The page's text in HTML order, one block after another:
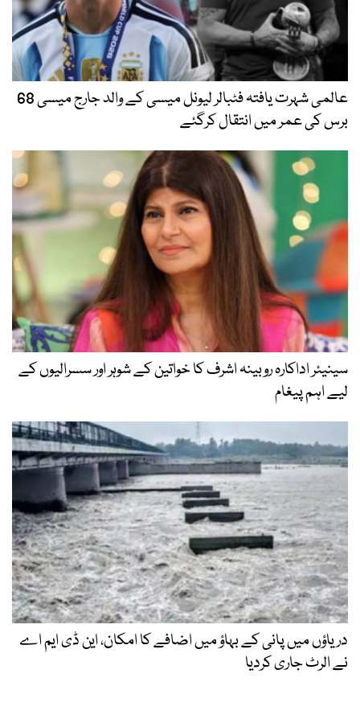
عالمی شہرت یافتہ فٹبالر لیونل میسی کے والد جارج میسی 68
برس کی عمر میں انتقال کرگئے
سینیئر اداکارہ روبینہ اشرف کا خواتین کے شوہر اور سسرالیوں کے
لیے اہم پیغام
دریاؤں میں پانی کے بہاؤ میں اضافے کا امکان، این ڈی ایم اے
نے الرٹ جاری کردیا